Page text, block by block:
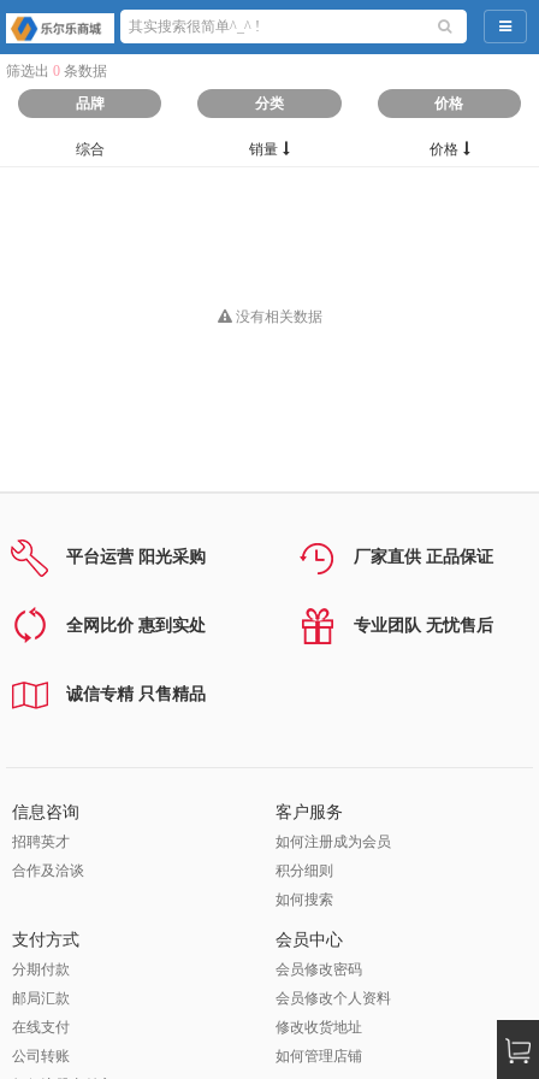
导航
筛选出 0 条数据
品牌
分类 价格
综合 销量 价格
没有相关数据
平台运营 阳光采购 厂家直供 正品保证
全网比价 惠到实处 专业团队 无忧售后
诚信专精 只售精品
信息咨询
招聘英才
合作及洽谈
客户服务
如何注册成为会员
积分细则
如何搜索
支付方式
分期付款
邮局汇款
在线支付
公司转账
会员中心
会员修改密码
会员修改个人资料
修改收货地址
如何管理店铺